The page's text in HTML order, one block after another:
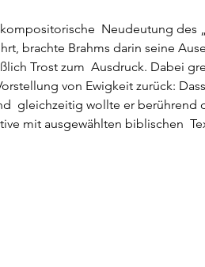
Neudeutung des
brachte Brahms darin seine
Trost zum  Ausdruck. Dabei
von Ewigkeit zurück:
gleichzeitig wollte er
mit ausgewählten biblischen